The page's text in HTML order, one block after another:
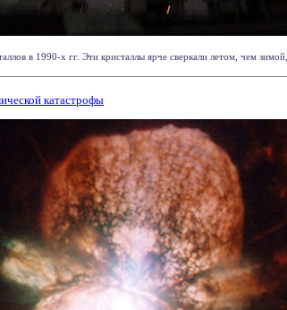
в 1990-х гг. Эти кристаллы ярче сверкали летом, чем
катастрофы